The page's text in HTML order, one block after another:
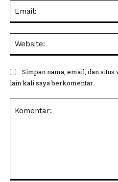
Simpan nama, email, dan
lain kali saya berkomentar.